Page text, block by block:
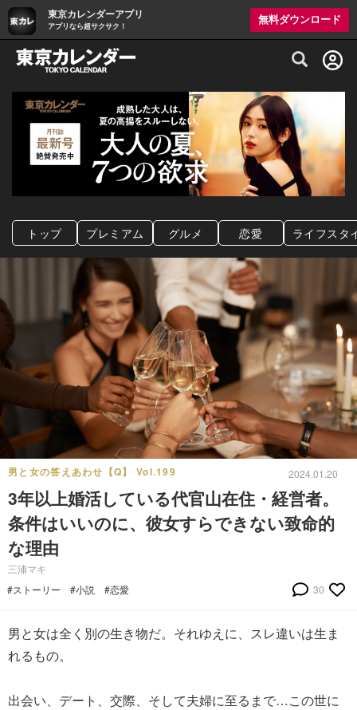
東京カレンダーアプリ
アプリなら超サクサク！
無料ダウンロード
グルメ情報・プレミアムレストラン予約
トップ プレミアム グルメ 恋愛 ライフスタ
男と女の答えあわせ【Q】 Vol.199 2024.01.20
3年以上婚活している代官山在住・経営者。
条件はいいのに、彼女すらできない致命的
な理由
三浦マキ
#ストーリー
#小説 #恋愛 30
男と女は全く別の生き物だ。それゆえに、スレ違いは生ま
れるもの。
出会い、デート、交際、そして夫婦に至るまで…この世に